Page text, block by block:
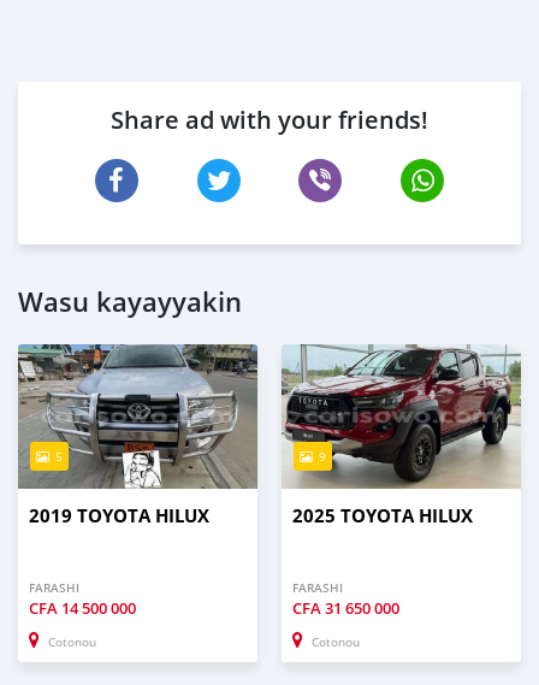
Share ad with your friends!
Wasu kayayyakin
5
2019 TOYOTA HILUX
FARASHI
CFA 14 500 000
Cotonou
9
2025 TOYOTA HILUX
FARASHI
CFA31 650 000
Cotonou